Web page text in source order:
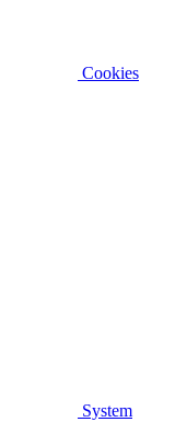
Cookies
System